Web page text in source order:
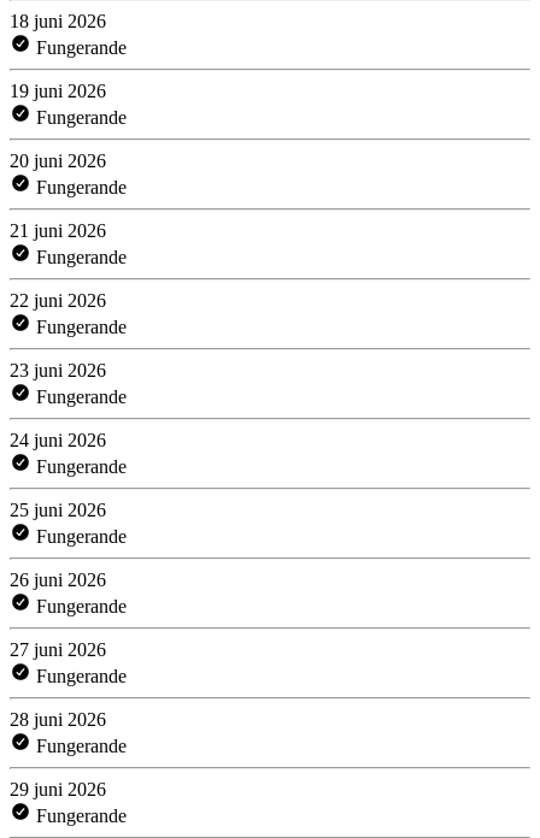
18 juni 2026
Fungerande
19 juni 2026
Fungerande
20 juni 2026
Fungerande
21 juni 2026
Fungerande
22 juni 2026
Fungerande
23 juni 2026
Fungerande
24 juni 2026
Fungerande
25 juni 2026
Fungerande
26 juni 2026
Fungerande
27 juni 2026
Fungerande
28 juni 2026
Fungerande
29 juni 2026
Fungerande